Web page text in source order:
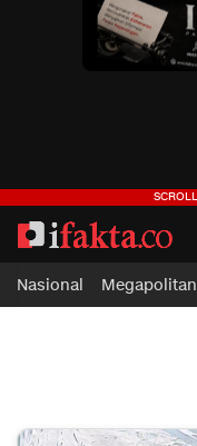
ifakta.co
#pastibenar
Nasional Megapolitan